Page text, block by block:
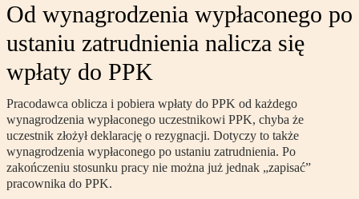
Od wynagrodzenia wypłaconego po
ustaniu zatrudnienia nalicza się
wpłaty do PPK
Pracodawca oblicza i pobiera wpłaty do PPK od każdego
wynagrodzenia wypłaconego uczestnikowi PPK, chyba że
uczestnik złożył deklarację o rezygnacji. Dotyczy to także
wynagrodzenia wypłaconego po ustaniu zatrudnienia. Po
zakończeniu stosunku pracy nie można już jednak „zapisać”
pracownika do PPK.